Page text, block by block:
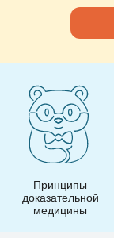
Принципы
доказательной
медицины